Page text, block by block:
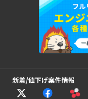
新着/値下げ案件情報